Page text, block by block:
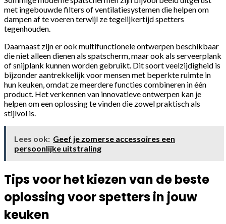
met ingebouwde filters of ventilatiesystemen die helpen om
dampen af te voeren terwijl ze tegelijkertijd spetters
tegenhouden.
Daarnaast zijn er ook multifunctionele ontwerpen beschikbaar
die niet alleen dienen als spatscherm, maar ook als serveerplank
of snijplank kunnen worden gebruikt. Dit soort veelzijdigheid is
bijzonder aantrekkelijk voor mensen met beperkte ruimte in
hun keuken, omdat ze meerdere functies combineren in één
product. Het verkennen van innovatieve ontwerpen kan je
helpen om een oplossing te vinden die zowel praktisch als
stijlvol is.
Lees ook: Geef je zomerse accessoires een
persoonlijke uitstraling
Tips voor het kiezen van de beste
oplossing voor spetters in jouw
keuken